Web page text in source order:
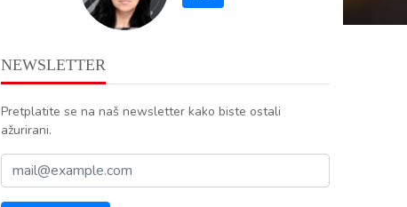
NEWSLETTER
Pretplatite se na naš newsletter kako biste ostali
ažurirani.